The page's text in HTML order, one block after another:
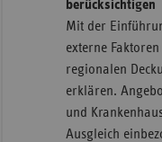
berücksichtigen
Mit der
externe
regionalen
erklären.
und
Ausgleich